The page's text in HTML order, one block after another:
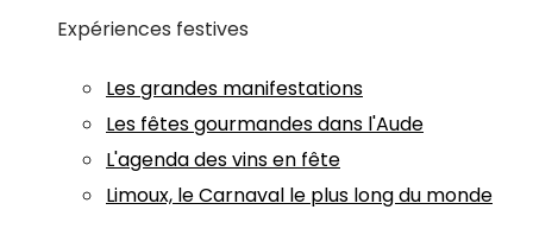
Expériences festives
Les grandes manifestations
Les fêtes gourmandes dans l'Aude
L'agenda des vins en fête
Limoux, le Carnaval le plus long du monde